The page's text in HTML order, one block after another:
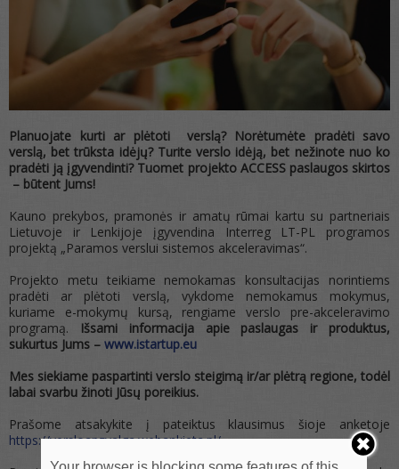
Planuojate kurti ar plėtoti verslą? Norėtumėte pradėti savo
verslą, bet trūksta idėjų? Turite verslo idėją, bet nežinote nuo ko
pradėti ją įgyvendinti? Tuomet projekto ACCESS paslaugos skirtos
– būtent Jums!
Kauno prekybos, pramonės ir amatų rūmai kartu su partneriais
Lietuvoje ir Lenkijoje įgyvendina Interreg LT-PL programos
projektą „Paramos verslui sistemos akceleravimas“.
Projekto metu teikiame nemokamas konsultacijas norintiems
pradėti ar plėtoti verslą, vykdome nemokamus mokymus,
kuriame e-mokymų kursą, rengiame verslo pre-akceleravimo
programą.
Išsami informacija apie paslaugas ir produktus,
sukurtus Jums – www.istartup.eu
Mes siekiame paspartinti verslo steigimą ir/ar plėtrą regione, todėl
labai svarbu žinoti Jūsų poreikius.
Prašome atsakykite į pateiktus klausimus šioje anketoje
https://versloapzvalga.webankieta.pl/